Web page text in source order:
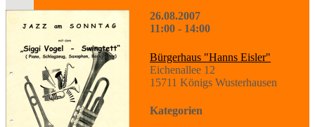
Über uns
Geschichte
26.08.2007
11:00 - 14:00
Bürgerhaus "Hanns Eisler"
Eichenallee 12
15711 Königs Wusterhausen
Kategorien